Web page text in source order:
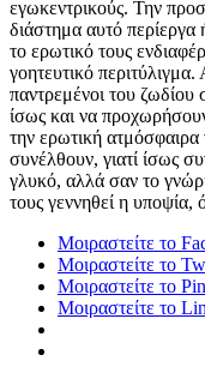
εγωκεντρικούς. Την
διάστημα αυτό
το ερωτικό τους
γοητευτικό
παντρεμένοι του ζωδίου
ίσως και να
την ερωτική
συνέλθουν, γιατί ίσως
γλυκό, αλλά σαν το
τους γεννηθεί η υποψία,
Μοιραστείτε το
Μοιραστείτε το
Μοιραστείτε το
Μοιραστείτε το